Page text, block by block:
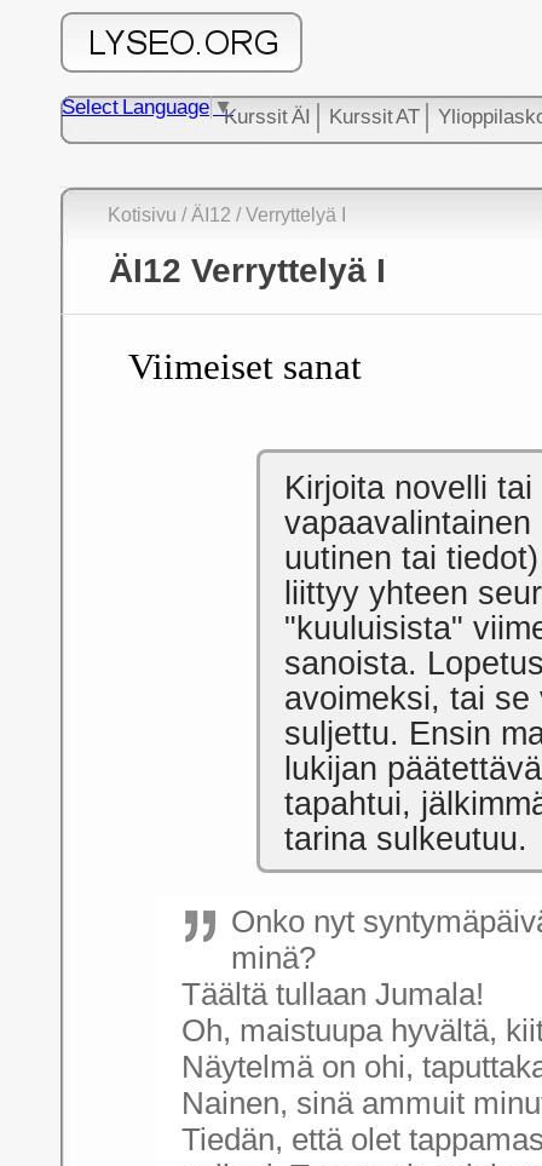
Kurssit ÄI Kurssit AT
Select Language ▼
Kotisivu / ÄI12 / Verryttelyä I
ÄI12 Verryttelyä I
Viimeiset sanat
Kirjoita novelli tai
vapaavalintainen
uutinen tai
liittyy yhteen
"kuuluisista"
sanoista.
avoimeksi, tai se
suljettu. Ensin
lukijan
tapahtui,
tarina sulkeutuu.
Onko nyt
minä?
Täältä tullaan Jumala!
Oh, maistuupa hyvältä,
Näytelmä on ohi,
Nainen, sinä ammuit
Tiedän, että olet